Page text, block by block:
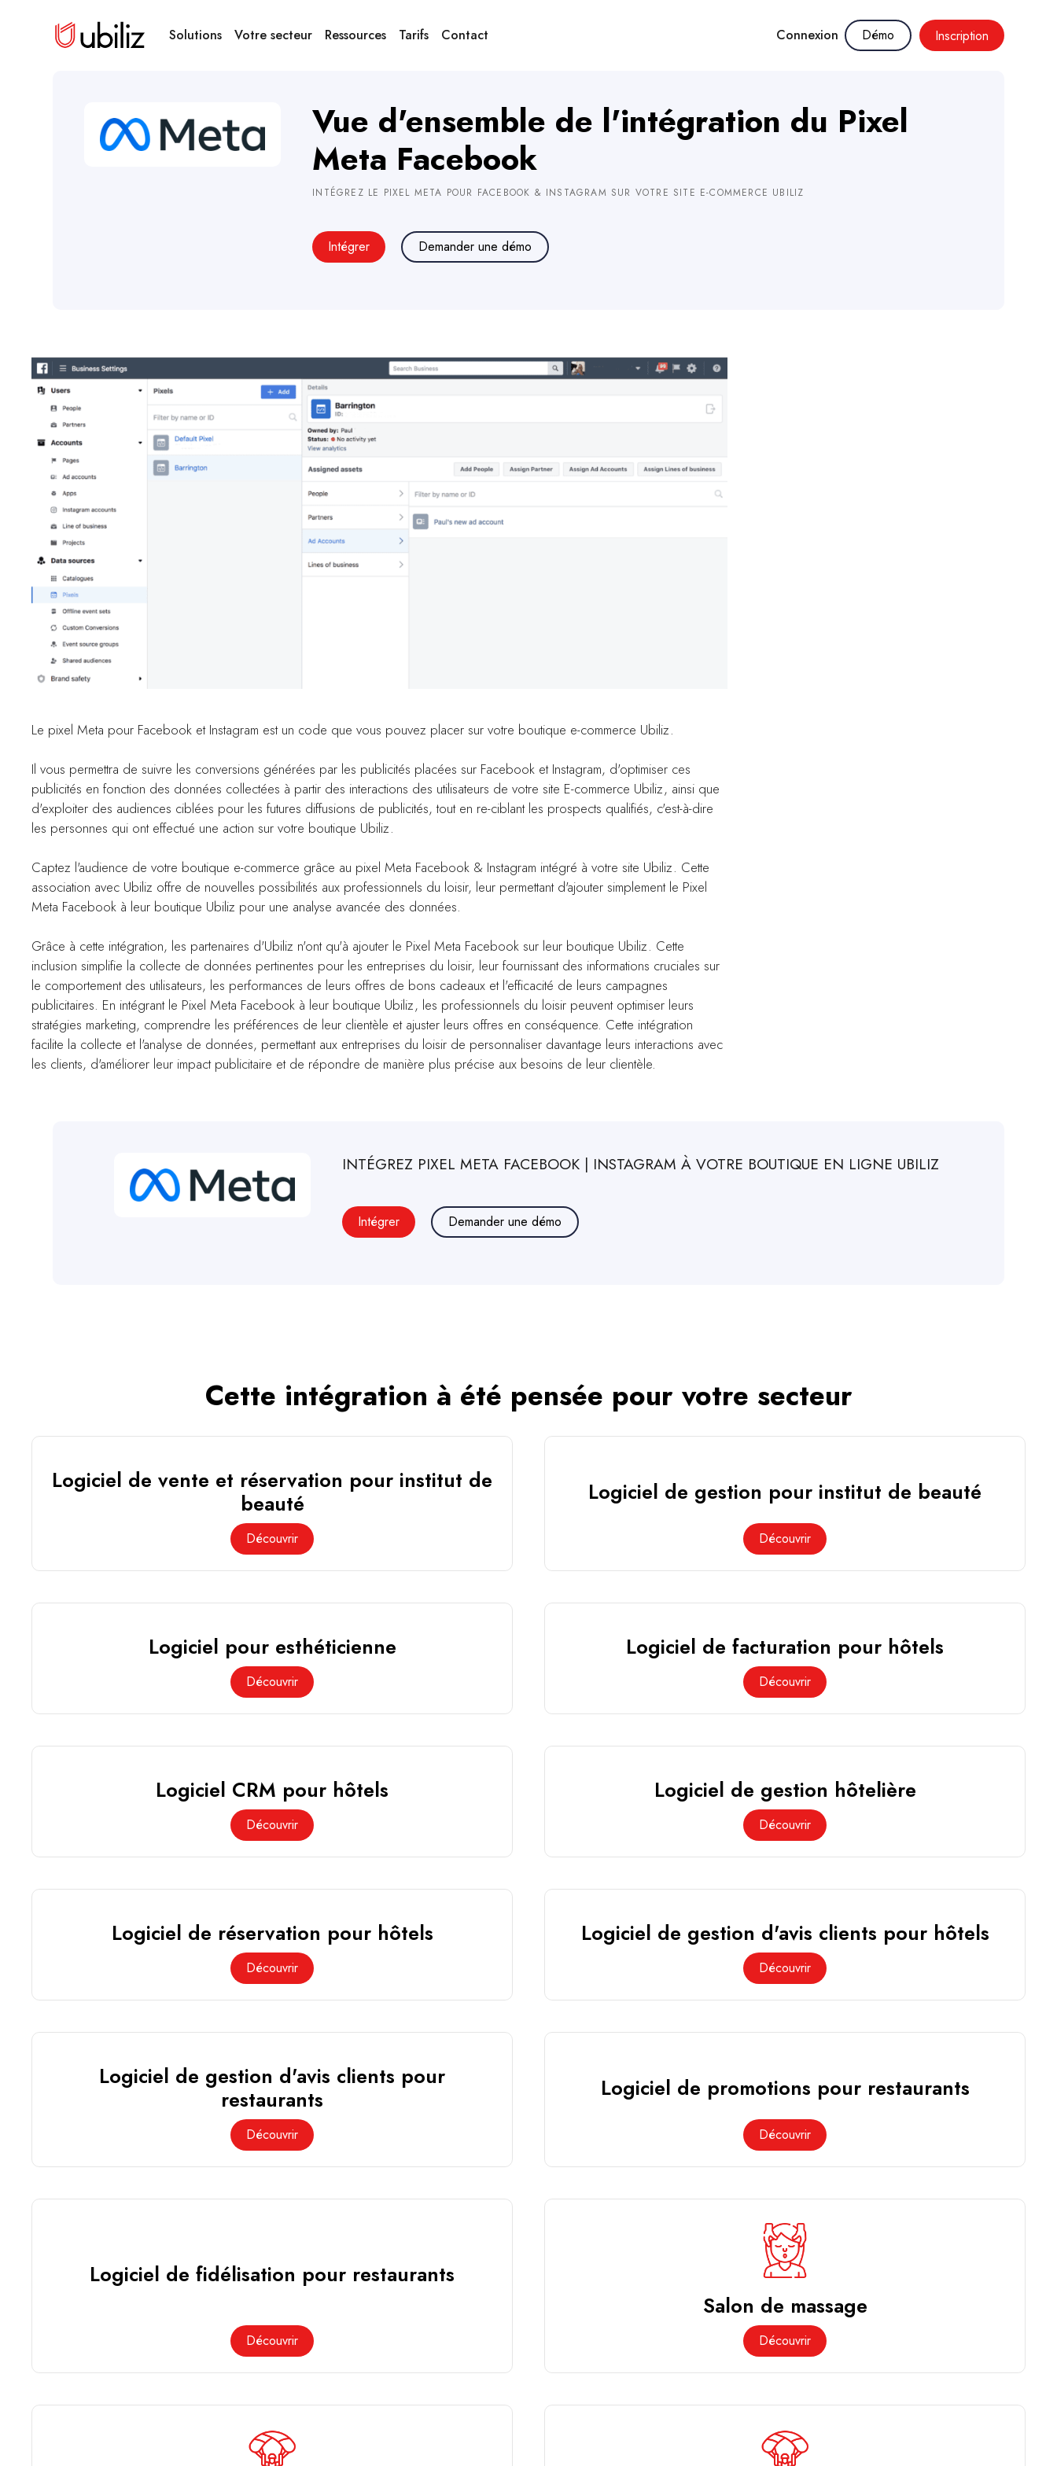
Solutions Votre secteur Ressources Tarifs Contact Connexion Démo Inscription
Vue d'ensemble de l'intégration du Pixel
Meta Facebook
INTÉGREZ LE PIXEL META POUR FACEBOOK & INSTAGRAM SUR VOTRE SITE E-COMMERCE UBILIZ
Intégrer Demander une démo
Le pixel Meta pour Facebook et Instagram est un code que vous pouvez placer sur votre boutique e-commerce Ubiliz.
Il vous permettra de suivre les conversions générées par les publicités placées sur Facebook et Instagram, d'optimiser ces
publicités en fonction des données collectées à partir des interactions des utilisateurs de votre site E-commerce Ubiliz, ainsi que
d'exploiter des audiences ciblées pour les futures diffusions de publicités, tout en re-ciblant les prospects qualifiés, c'est-à-dire
les personnes qui ont effectué une action sur votre boutique Ubiliz.
Captez l'audience de votre boutique e-commerce grâce au pixel Meta Facebook & Instagram intégré à votre site Ubiliz. Cette
association avec Ubiliz offre de nouvelles possibilités aux professionnels du loisir, leur permettant d'ajouter simplement le Pixel
Meta Facebook à leur boutique Ubiliz pour une analyse avancée des données.
Grâce à cette intégration, les partenaires d'Ubiliz n'ont qu'à ajouter le Pixel Meta Facebook sur leur boutique Ubiliz. Cette
inclusion simplifie la collecte de données pertinentes pour les entreprises du loisir, leur fournissant des informations cruciales sur
le comportement des utilisateurs, les performances de leurs offres de bons cadeaux et l'efficacité de leurs campagnes
publicitaires. En intégrant le Pixel Meta Facebook à leur boutique Ubiliz, les professionnels du loisir peuvent optimiser leurs
stratégies marketing, comprendre les préférences de leur clientèle et ajuster leurs offres en conséquence. Cette intégration
facilite la collecte et l'analyse de données, permettant aux entreprises du loisir de personnaliser davantage leurs interactions avec
les clients, d'améliorer leur impact publicitaire et de répondre de manière plus précise aux besoins de leur clientèle.
INTÉGREZ PIXEL META FACEBOOK | INSTAGRAM À VOTRE BOUTIQUE EN LIGNE UBILIZ
Intégrer Demander une démo
Cette intégration à été pensée pour votre secteur
Logiciel de vente et réservation pour institut de
beauté
Découvrir
Logiciel de gestion pour institut de beauté
Découvrir
Logiciel pour esthéticienne
Découvrir
Logiciel de facturation pour hôtels
Découvrir
Logiciel CRM pour hôtels
Découvrir
Logiciel de gestion hôtelière
Découvrir
Logiciel de réservation pour hôtels
Découvrir
Logiciel de gestion d'avis clients pour hôtels
Découvrir
Logiciel de gestion d'avis clients pour
restaurants
Découvrir
Logiciel de promotions pour restaurants
Découvrir
Logiciel de fidélisation pour restaurants
Découvrir
Salon de massage
Découvrir